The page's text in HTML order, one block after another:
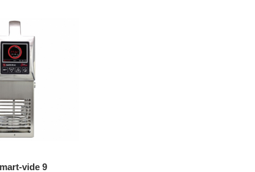
vide 9